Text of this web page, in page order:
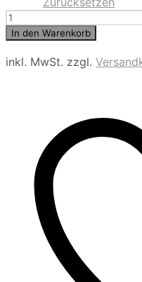
BRAX
women
Poloshirt
aus
hochwertigem
Menge
In den Warenkorb
inkl. MwSt. zzgl.